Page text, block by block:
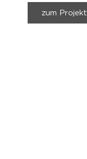
zum Projekt